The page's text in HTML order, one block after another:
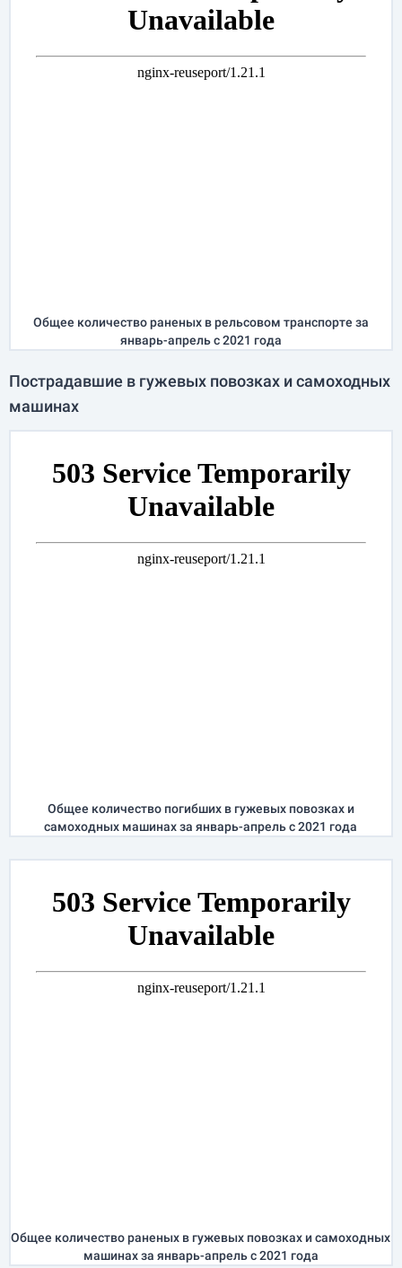
Общее количество раненых в рельсовом транспорте за
январь-апрельс 2021 года
Пострадавшие в гужевых повозках и самоходных
машинах
Общее количество погибших в гужевых повозках и
самоходных машинах заянварь-апрельс 2021 года
Общее количество раненых в гужевых повозках и самоходных
машинах за январь-апрельс 2021 года